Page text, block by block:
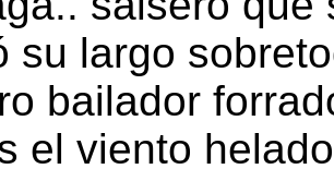
su largo
bailador
el viento